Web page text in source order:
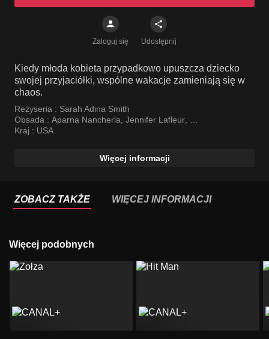
Zaloguj się Udostępnij
Kiedy młoda kobieta przypadkowo upuszcza dziecko
swojej przyjaciółki, wspólne wakacje zamieniają się w
chaos.
Reżyseria : Sarah Adina Smith
Obsada : Aparna Nancherla, Jennifer Lafleur,
Jermaine Fowler
Kraj : USA
Więcej informacji
ZOBACZ TAKŻE WIĘCEJ INFORMACJI
Więcej podobnych